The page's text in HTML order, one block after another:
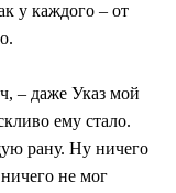
у каждого – от
– даже Указ мой
ему стало.
рану. Ну ничего
не мог